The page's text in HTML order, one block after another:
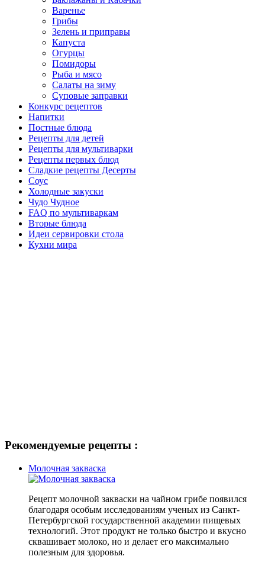
Варенье
Грибы
Зелень и приправы
Капуста
Огурцы
Помидоры
Рыба и мясо
Салаты на зиму
Суповые заправки
Конкурс рецептов
Напитки
Постные блюда
Рецепты для детей
Рецепты для мультиварки
Рецепты первых блюд
Сладкие рецепты Десерты
Соус
Холодные закуски
Чудо Чудное
FAQ по мультиваркам
Вторые блюда
Идеи сервировки стола
Кухни мира
Рекомендуемые рецепты :
Молочная закваска
Рецепт молочной закваски на чайном грибе появился
благодаря особым исследованиям ученых из Санкт-
Петербургской государственной академии пищевых
технологий. Этот продукт не только быстро и вкусно
сквашивает молоко, но и делает его максимально
полезным для здоровья.